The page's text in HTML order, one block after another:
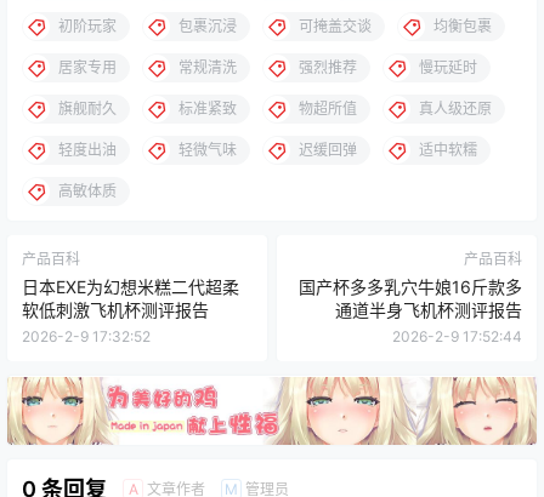
初阶玩家 包裹沉浸 可掩盖交谈 均衡包裹
居家专用 常规清洗 强烈推荐 慢玩延时
旗舰耐久 标准紧致 物超所值 真人级还原
轻度出油 轻微气味 迟缓回弹 适中软糯
高敏体质
产品百科
日本EXE为幻想米糕二代超柔
软低刺激飞机杯测评报告
2026-2-9 17:32:52
产品百科
国产杯多多乳穴牛娘16斤款多
通道半身飞机杯测评报告
2026-2-9 17:52:44
0 条回复 A 文章作者 M 管理员